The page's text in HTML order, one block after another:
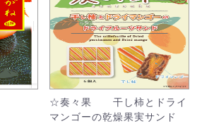
☆奏々果 干し柿とドライ
マンゴーの乾燥果実サンド